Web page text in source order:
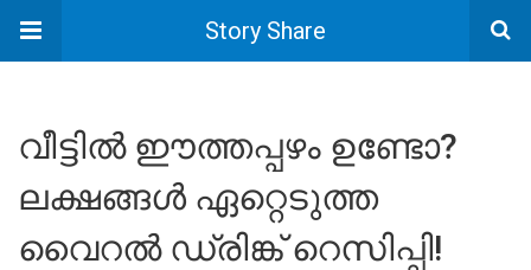
Story Share
വീട്ടിൽ ഈത്തപ്പഴം ഉണ്ടോ?
ലക്ഷങ്ങൾ ഏറ്റെടുത്ത
വൈറൽ ഡ്രിങ്ക് റെസിപ്പി!